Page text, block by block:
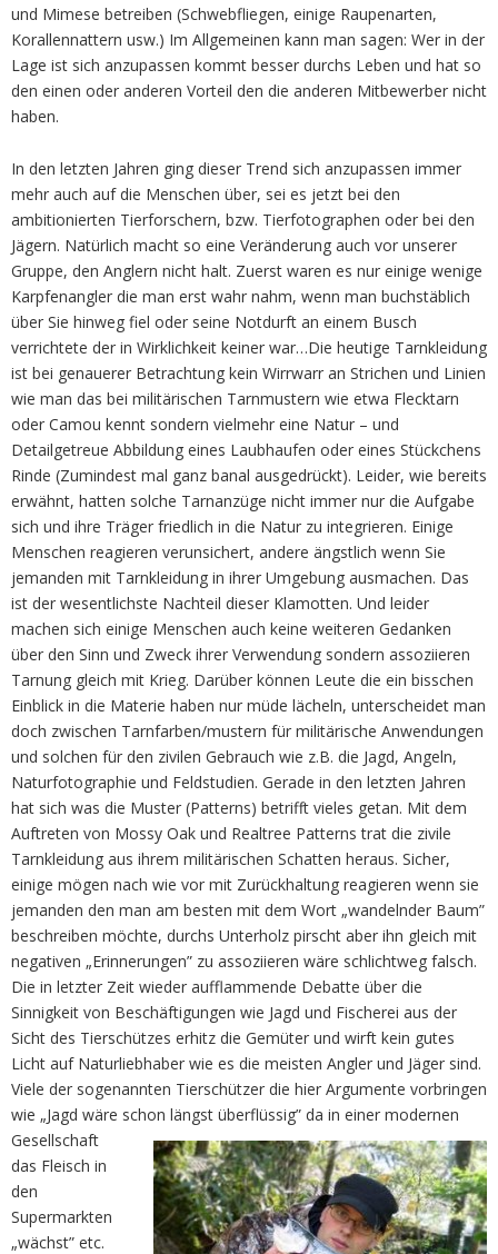
und Mimese betreiben (Schwebfliegen, einige Raupenarten,
Korallennattern usw.) Im Allgemeinen kann man sagen: Wer in der
Lage ist sich anzupassen kommt besser durchs Leben und hat so
den einen oder anderen Vorteil den die anderen Mitbewerber nicht
haben.
In den letzten Jahren ging dieser Trend sich anzupassen immer
mehr auch auf die Menschen über, sei es jetzt bei den
ambitionierten Tierforschern, bzw. Tierfotographen oder bei den
Jägern. Natürlich macht so eine Veränderung auch vor unserer
Gruppe, den Anglern nicht halt. Zuerst waren es nur einige wenige
Karpfenangler die man erst wahr nahm, wenn man buchstäblich
über Sie hinweg fiel oder seine Notdurft an einem Busch
verrichtete der in Wirklichkeit keiner war…Die heutige Tarnkleidung
ist bei genauerer Betrachtung kein Wirrwarr an Strichen und Linien
wie man das bei militärischen Tarnmustern wie etwa Flecktarn
oder Camou kennt sondern vielmehr eine Natur – und
Detailgetreue Abbildung eines Laubhaufen oder eines Stückchens
Rinde (Zumindest mal ganz banal ausgedrückt). Leider, wie bereits
erwähnt, hatten solche Tarnanzüge nicht immer nur die Aufgabe
sich und ihre Träger friedlich in die Natur zu integrieren. Einige
Menschen reagieren verunsichert, andere ängstlich wenn Sie
jemanden mit Tarnkleidung in ihrer Umgebung ausmachen. Das
ist der wesentlichste Nachteil dieser Klamotten. Und leider
machen sich einige Menschen auch keine weiteren Gedanken
über den Sinn und Zweck ihrer Verwendung sondern assoziieren
Tarnung gleich mit Krieg. Darüber können Leute die ein bisschen
Einblick in die Materie haben nur müde lächeln, unterscheidet man
doch zwischen Tarnfarben/mustern für militärische Anwendungen
und solchen für den zivilen Gebrauch wie z.B. die Jagd, Angeln,
Naturfotographie und Feldstudien. Gerade in den letzten Jahren
hat sich was die Muster (Patterns) betrifft vieles getan. Mit dem
Auftreten von Mossy Oak und Realtree Patterns trat die zivile
Tarnkleidung aus ihrem militärischen Schatten heraus. Sicher,
einige mögen nach wie vor mit Zurückhaltung reagieren wenn sie
jemanden den man am besten mit dem Wort „wandelnder Baum”
beschreiben möchte, durchs Unterholz pirscht aber ihn gleich mit
negativen „Erinnerungen” zu assoziieren wäre schlichtweg falsch.
Die in letzter Zeit wieder aufflammende Debatte über die
Sinnigkeit von Beschäftigungen wie Jagd und Fischerei aus der
Sicht des Tierschützes erhitz die Gemüter und wirft kein gutes
Licht auf Naturliebhaber wie es die meisten Angler und Jäger sind.
Viele der sogenannten Tierschützer die hier Argumente vorbringen
wie „Jagd wäre schon längst überflüssig” da in einer modernen
Gesellschaft
das Fleisch in
den
Supermarkten
„wächst” etc.